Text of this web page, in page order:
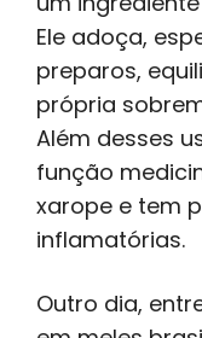
Ele adoça,
preparos,
própria
Além desses
função
xarope e tem
inflamatórias.
Outro dia,